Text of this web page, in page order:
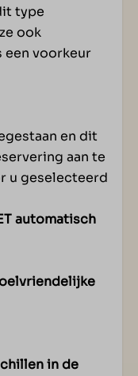
type
ook
een voorkeur
en dit
aan te
u geselecteerd
automatisch
in de